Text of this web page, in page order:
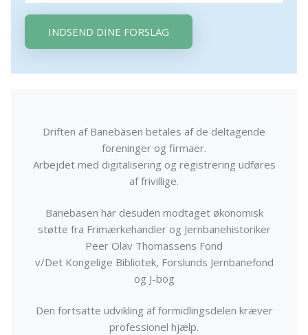
INDSEND DINE FORSLAG
Driften af Banebasen betales af de deltagende
foreninger og firmaer.
Arbejdet med digitalisering og registrering udføres
af frivillige.
Banebasen har desuden modtaget økonomisk
støtte fra Frimærkehandler og Jernbanehistoriker
Peer Olav Thomassens Fond
v/Det Kongelige Bibliotek, Forslunds Jernbanefond
og J-bog
Den fortsatte udvikling af formidlingsdelen kræver
professionel hjælp.